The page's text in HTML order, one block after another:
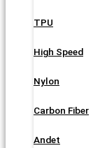
TPU
High Speed
Nylon
Carbon Fiber
Andet